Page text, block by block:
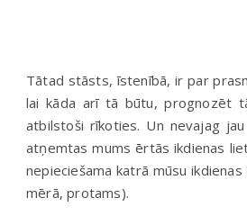
Tātad stāsts, īstenībā, ir par
lai kāda arī tā būtu, prognozēt
atbilstoši rīkoties. Un nevajag
atņemtas mums ērtās ikdienas
nepieciešama katrā mūsu
mērā, protams).